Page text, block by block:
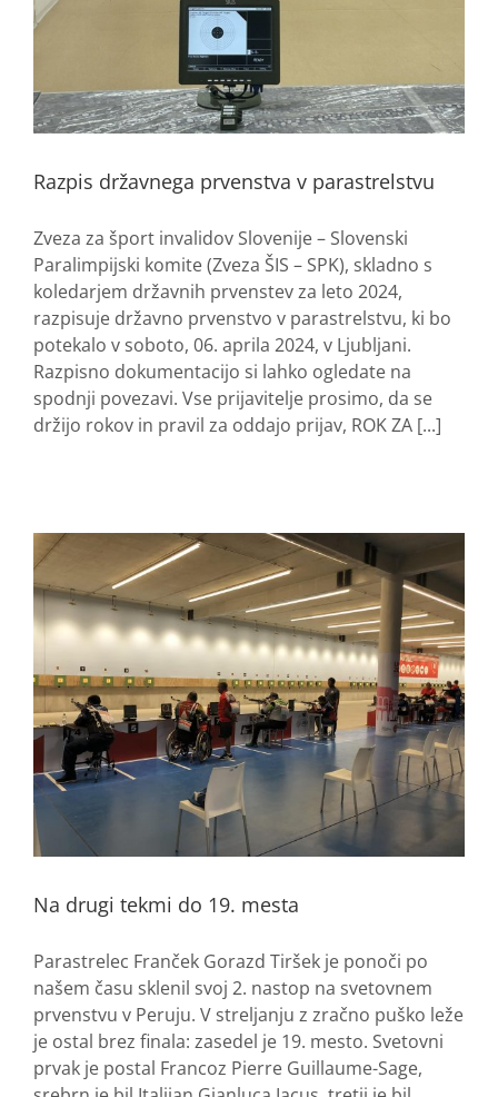
Razpis državnega prvenstva v parastrelstvu
Zveza za šport invalidov Slovenije – Slovenski
Paralimpijski komite (Zveza ŠIS – SPK), skladno s
koledarjem državnih prvenstev za leto 2024,
razpisuje državno prvenstvo v parastrelstvu, ki bo
potekalo v soboto, 06. aprila 2024, v Ljubljani.
Razpisno dokumentacijo si lahko ogledate na
spodnji povezavi. Vse prijavitelje prosimo, da se
držijo rokov in pravil za oddajo prijav, ROK ZA [...]
Na drugi tekmi do 19. mesta
Parastrelec Franček Gorazd Tiršek je ponoči po
našem času sklenil svoj 2. nastop na svetovnem
prvenstvu v Peruju. V streljanju z zračno puško leže
je ostal brez finala: zasedel je 19. mesto. Svetovni
prvak je postal Francoz Pierre Guillaume-Sage,